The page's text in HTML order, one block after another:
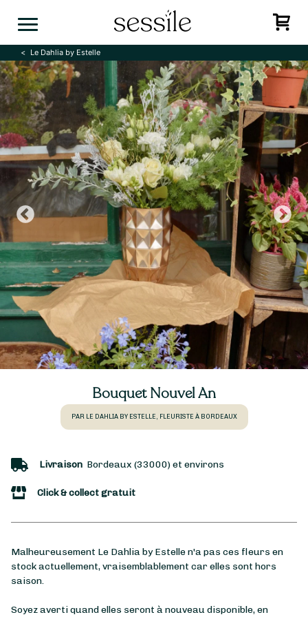
Le Dahlia by Estelle
Previous
Bouquet Nouvel An
PAR LE DAHLIA BY ESTELLE, FLEURISTE À BORDEAUX
Livraison Bordeaux (33000) et environs
Click & collect gratuit
Malheureusement Le Dahlia by Estelle n'a pas ces fleurs en
stock actuellement, vraisemblablement car elles sont hors
saison.
Soyez averti quand elles seront à nouveau disponible, en